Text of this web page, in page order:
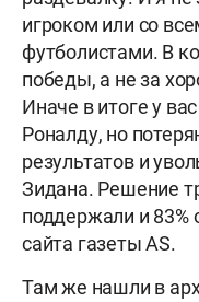
игроком или со
футболистами. В
победы, а не за
Иначе в итоге у
Роналду, но
результатов и
Зидана. Решение
поддержали и 83%
сайта газеты AS.
Там же нашли в